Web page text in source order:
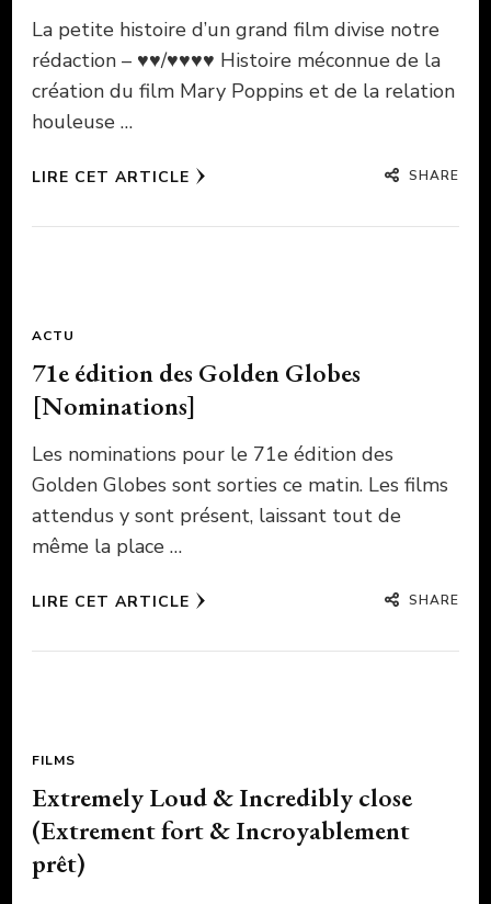
La petite histoire d’un grand film divise notre
rédaction – ♥♥/♥♥♥♥ Histoire méconnue de la
création du film Mary Poppins et de la relation
houleuse …
LIRE CET ARTICLE SHARE
ACTU
71e édition des Golden Globes
[Nominations]
Les nominations pour le 71e édition des
Golden Globes sont sorties ce matin. Les films
attendus y sont présent, laissant tout de
même la place …
LIRE CET ARTICLE SHARE
FILMS
Extremely Loud & Incredibly close
(Extrement fort & Incroyablement
prêt)